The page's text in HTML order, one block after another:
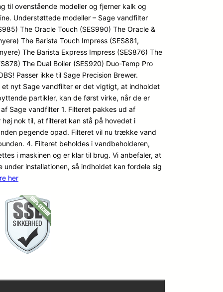
til ovenstående modeller og fjerner kalk og
Understøttede modeller – Sage vandfilter
The Oracle Touch (SES990) The Oracle &
The Barista Touch Impress (SES881,
The Barista Express Impress (SES876) The
The Dual Boiler (SES920) Duo-Temp Pro
Passer ikke til Sage Precision Brewer.
nyt Sage vandfilter er det vigtigt, at indholdet
partikler, kan de først virke, når de er
Sage vandfilter 1. Filteret pakkes ud af
nok til, at filteret kan stå på hovedet i
pegende opad. Filteret vil nu trække vand
4. Filteret beholdes i vandbeholderen,
i maskinen og er klar til brug. Vi anbefaler, at
installationen, så indholdet kan fordele sig
her